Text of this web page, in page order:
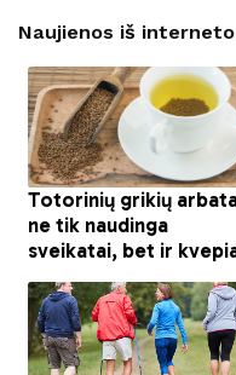
Naujienos iš interneto